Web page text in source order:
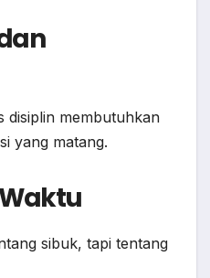
disiplin membutuhkan
yang matang.
sibuk, tapi tentang